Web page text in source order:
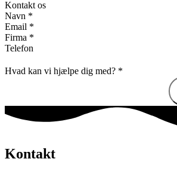
Kontakt os
Navn *
Email *
Firma *
Telefon
Hvad kan vi hjælpe dig med? *
Kontakt